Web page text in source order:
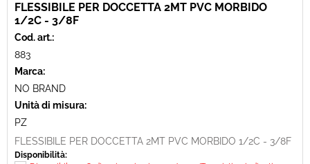
FLESSIBILE PER DOCCETTA 2MT PVC MORBIDO
1/2C - 3/8F
Cod. art.:
883
Marca:
NO BRAND
Unità di misura:
PZ
FLESSIBILE PER DOCCETTA 2MT PVC MORBIDO 1/2C - 3/8F
Disponibilità: